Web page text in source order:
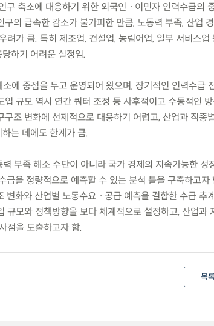
축소에 대응하기 위한 외국인ㆍ이민자 인력수급의
의 급속한 감소가 불가피한 만큼, 노동력 부족, 산업
려가 큼. 특히 제조업, 건설업, 농림어업, 일부 서비스업
하기 어려운 실정임.
에 중점을 두고 운영되어 왔으며, 장기적인 인력수급
규모 역시 연간 쿼터 조정 등 사후적이고 수동적인
조 변화에 선제적으로 대응하기 어렵고, 산업과 직종
는 데에도 한계가 큼.
부족 해소 수단이 아니라 국가 경제의 지속가능한 성
급을 정량적으로 예측할 수 있는 분석 틀을 구축하고자
변화와 산업별 노동수요ㆍ공급 예측을 결합한 수급 추
규모와 정책방향을 보다 체계적으로 설정하고, 산업과
점을 도출하고자 함.
목